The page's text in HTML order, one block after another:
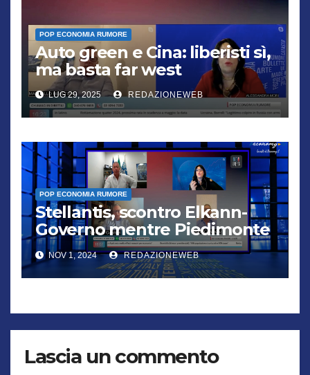
POP ECONOMIA RUMORE
Auto green e Cina: liberisti sì,
ma basta far west
LUG 29, 2025 REDAZIONEWEB
POP ECONOMIA RUMORE
Stellantis, scontro Elkann-
Governo mentre Piedimonte
trema
NOV 1, 2024 REDAZIONEWEB
Lascia un commento